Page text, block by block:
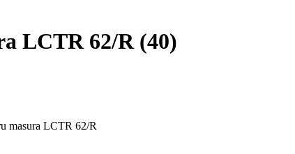
LCTR 62/R (40)
masura LCTR 62/R